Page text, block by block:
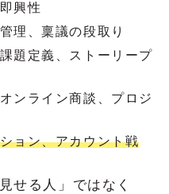
興性
理、稟議の段取り
題定義、ストーリープ
ンライン商談、プロジ
ョン、アカウント戦
せる人」ではなく